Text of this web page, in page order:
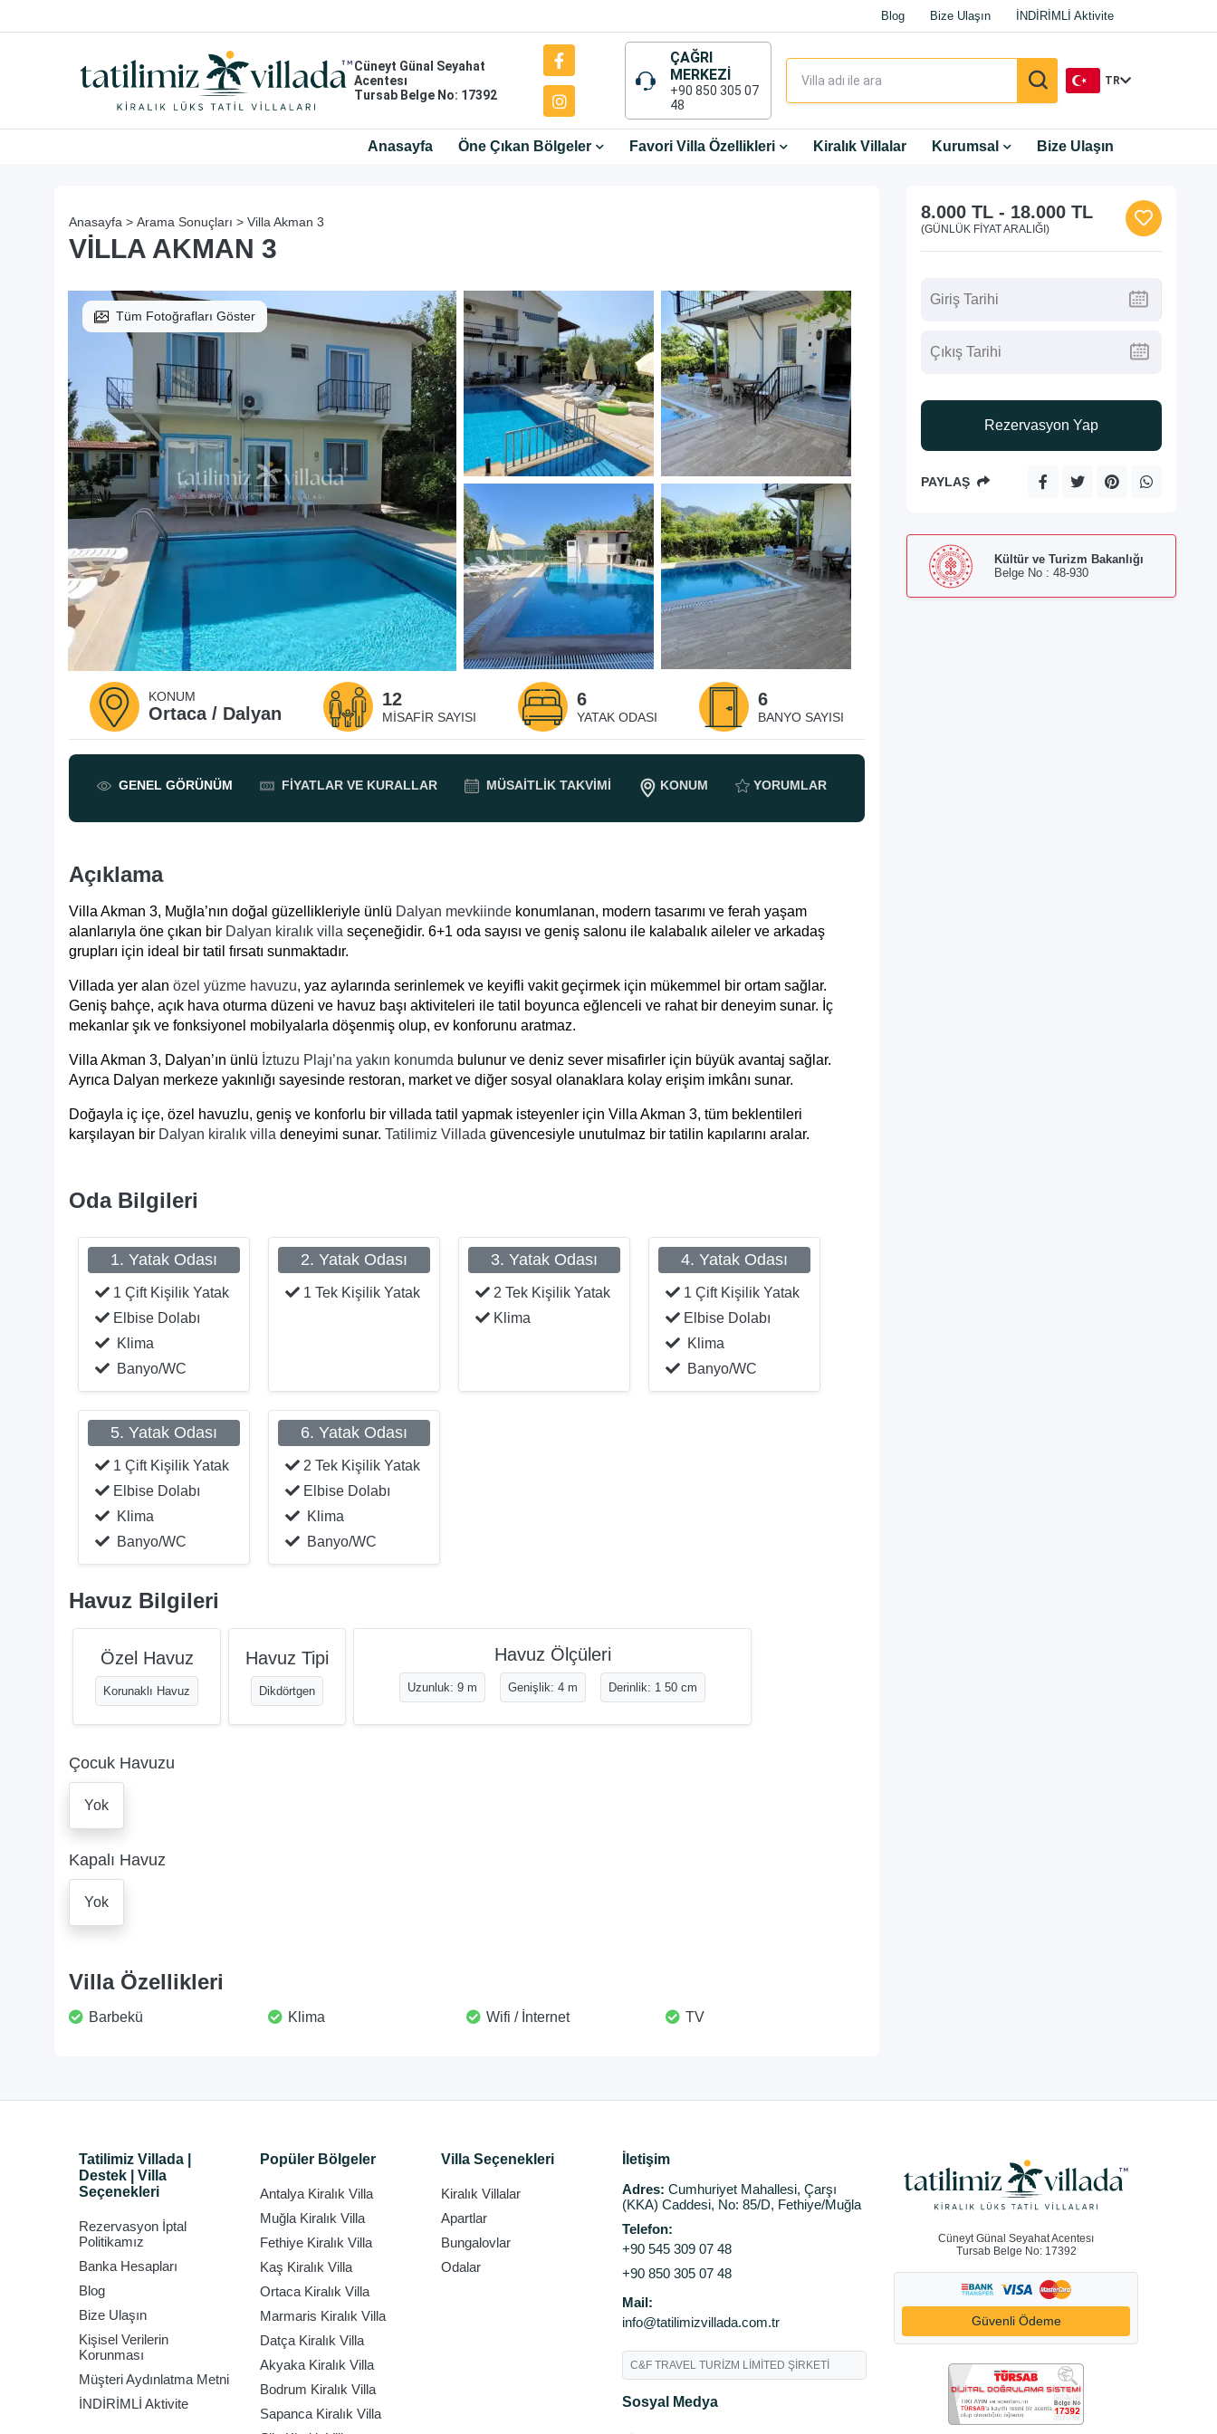
Blog Bize Ulaşın İNDİRİMLİ Aktivite
Cüneyt Günal Seyahat
Acentesı
Tursab Belge No: 17392
ÇAĞRI
MERKEZİ
+90 850 305 07
48
TR
Anasayfa Öne Çıkan Bölgeler Favori Villa Özellikleri Kiralık Villalar Kurumsal Bize Ulaşın
Anasayfa > Arama Sonuçları > Villa Akman 3
VILLA AKMAN 3
Tüm Fotoğrafları Göster
KONUM
Ortaca / Dalyan
12
MISAFIR SAYISI
6
YATAK ODASI
6
BANYO SAYISI
GENEL GÖRÜNÜM FIYATLAR VE KURALLAR MÜSAITLIK TAKVIMI KONUM YORUMLAR
Açıklama
Villa Akman 3, Muğla’nın doğal güzellikleriyle ünlü Dalyan mevkiinde konumlanan, modern tasarımı ve ferah yaşam
alanlarıyla öne çıkan bir Dalyan kiralık villa seçeneğidir. 6+1 oda sayısı ve geniş salonu ile kalabalık aileler ve arkadaş
grupları için ideal bir tatil fırsatı sunmaktadır.
Villada yer alan özel yüzme havuzu, yaz aylarında serinlemek ve keyifli vakit geçirmek için mükemmel bir ortam sağlar.
Geniş bahçe, açık hava oturma düzeni ve havuz başı aktiviteleri ile tatil boyunca eğlenceli ve rahat bir deneyim sunar. İç
mekanlar şık ve fonksiyonel mobilyalarla döşenmiş olup, ev konforunu aratmaz.
Villa Akman 3, Dalyan’ın ünlü İztuzu Plajı’na yakın konumda bulunur ve deniz sever misafirler için büyük avantaj sağlar.
Ayrıca Dalyan merkeze yakınlığı sayesinde restoran, market ve diğer sosyal olanaklara kolay erişim imkânı sunar.
Doğayla iç içe, özel havuzlu, geniş ve konforlu bir villada tatil yapmak isteyenler için Villa Akman 3, tüm beklentileri
karşılayan bir Dalyan kiralık villa deneyimi sunar. Tatilimiz Villada güvencesiyle unutulmaz bir tatilin kapılarını aralar.
Oda Bilgileri
1. Yatak Odası
1 Çift Kişilik Yatak
Elbise Dolabı
Klima
Banyo/WC
2. Yatak Odası
1 Tek Kişilik Yatak
3. Yatak Odası
2 Tek Kişilik Yatak
Klima
4. Yatak Odası
1 Çift Kişilik Yatak
Elbise Dolabı
Klima
Banyo/WC
5. Yatak Odası
1 Çift Kişilik Yatak
Elbise Dolabı
Klima
Banyo/WC
6. Yatak Odası
2 Tek Kişilik Yatak
Elbise Dolabı
Klima
Banyo/WC
Havuz Bilgileri
Özel Havuz
Korunaklı Havuz
Havuz Tipi
Dikdörtgen
Havuz Ölçüleri
Uzunluk: 9 m Genişlik: 4 m Derinlik: 1 50 cm
Çocuk Havuzu
Yok
Kapalı Havuz
Yok
Villa Özellikleri
Barbekü Klima Wifi / İnternet TV
8.000 TL- 18.000 TL
(GÜNLÜK FIYAT ARALIĞI)
Rezervasyon Yap
PAYLAŞ
Kültür ve Turizm Bakanlığı
Belge No : 48-930
Tatilimiz Villada |
Destek | Villa
Seçenekleri
Rezervasyon İptal
Politikamız
Banka Hesapları
Blog
Bize Ulaşın
Kişisel Verilerin
Korunması
Müşteri Aydınlatma Metni
İNDİRİMLİ Aktivite
Popüler Bölgeler
Antalya Kiralık Villa
Muğla Kiralık Villa
Fethiye Kiralık Villa
Kaş Kiralık Villa
Ortaca Kiralık Villa
Marmaris Kiralık Villa
Datça Kiralık Villa
Akyaka Kiralık Villa
Bodrum Kiralık Villa
Sapanca Kiralık Villa
Villa Seçenekleri
Kiralık Villalar
Apartlar
Bungalovlar
Odalar
İletişim
Adres: Cumhuriyet Mahallesi, Çarşı
(KKA) Caddesi, No: 85/D, Fethiye/Muğla
Telefon:
+90 545 309 07 48
+90 850 305 07 48
Mail:
info@tatilimizvillada.com.tr
C&F TRAVEL TURİZM LİMİTED ŞİRKETİ
Sosyal Medya
Cüneyt Günal Seyahat Acentesı
Tursab Belge No: 17392
Güvenli Ödeme